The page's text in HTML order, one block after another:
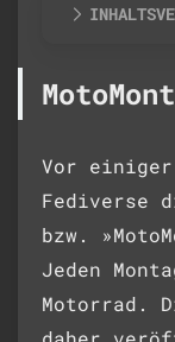
Vor
Fediverse
bzw.
Jeden
Motorrad.